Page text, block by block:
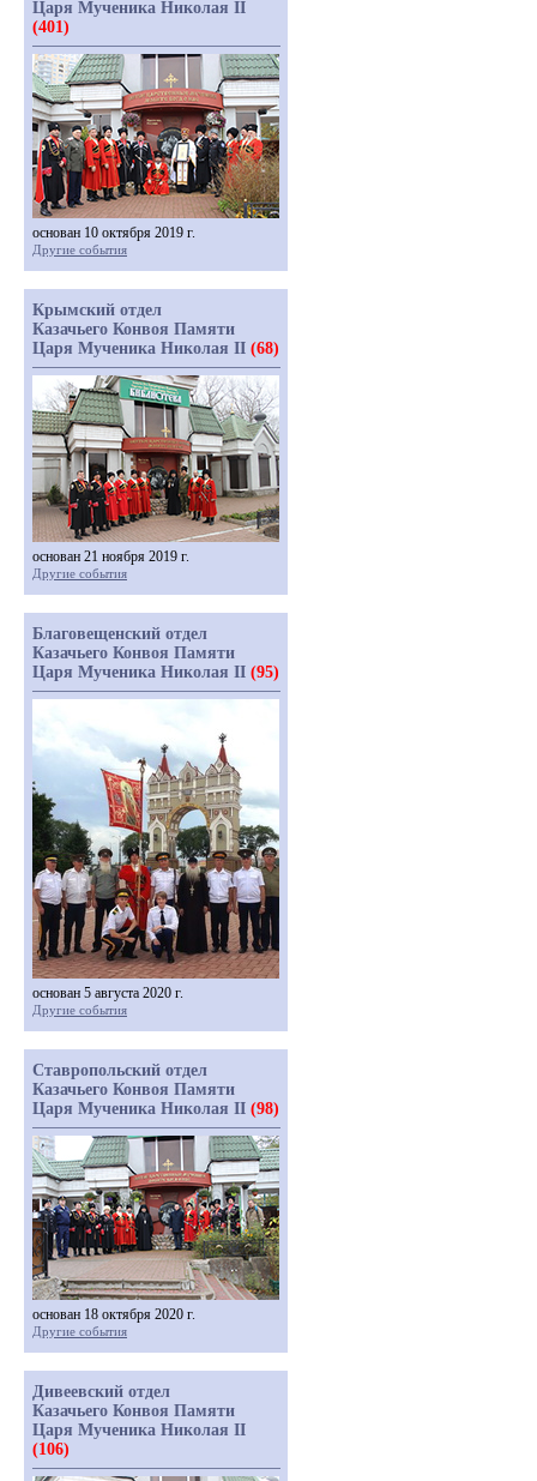
Царя Мученика Николая II
(401)
основан 10 октября 2019 г.
Другие события
Крымский отдел
Казачьего Конвоя Памяти
Царя Мученика Николая II (68)
основан 21 ноября 2019 г.
Другие события
Благовещенский отдел
Казачьего Конвоя Памяти
Царя Мученика Николая II (95)
основан 5 августа 2020 г.
Другие события
Ставропольский отдел
Казачьего Конвоя Памяти
Царя Мученика Николая II (98)
основан 18 октября 2020 г.
Другие события
Дивеевский отдел
Казачьего Конвоя Памяти
Царя Мученика Николая II
(106)